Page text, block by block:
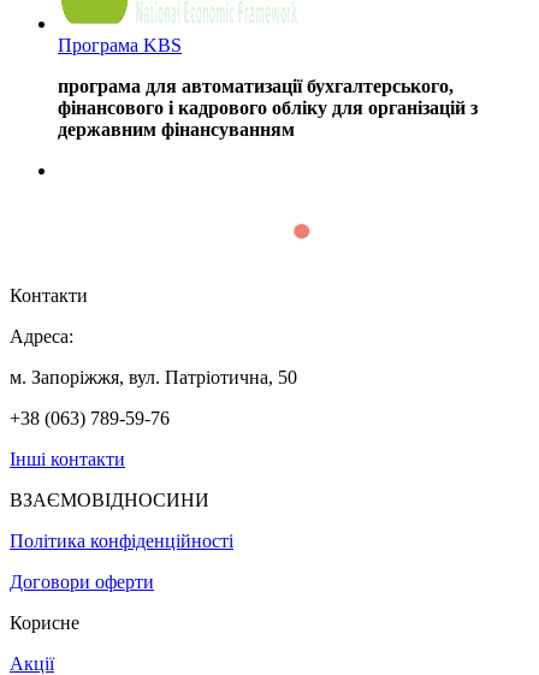
Програма KBS
програма для автоматизації бухгалтерського,
фінансового і кадрового обліку для організацій з
державним фінансуванням
Контакти
Адреса:
м. Запоріжжя, вул. Патріотична, 50
+38 (063) 789-59-76
Інші контакти
ВЗАЄМОВІДНОСИНИ
Політика конфіденційності
Договори оферти
Корисне
Акції